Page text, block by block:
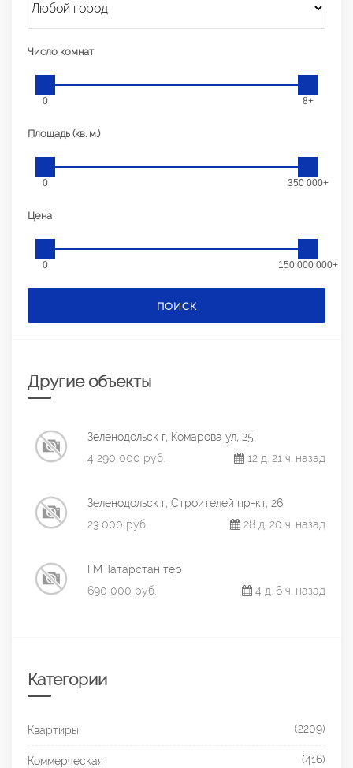
Число комнат
0 8+
Площадь (кв. м.)
0 350 000+
Цена
0 150 000 000+
ПОИСК
Другие объекты
Зеленодольск г, Комарова ул, 25
4 290 000 руб.
12 д. 21 ч. назад
Зеленодольск г, Строителей пр-кт, 26
23 000 руб.
28 д. 20 ч. назад
ГМ Татарстан тер
690 000 руб.
4 д. 6 ч. назад
Категории
Квартиры (2209)
Коммерческая (416)